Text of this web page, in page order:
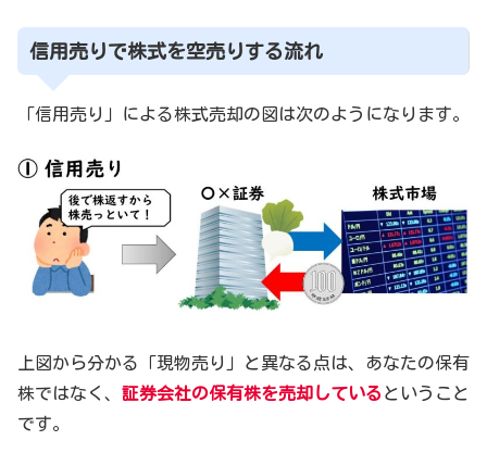
信用売りで株式を空売りする流れ
「信用売り」による株式売却の図は次のようになります。
上図から分かる「現物売り」と異なる点は、あなたの保有
株ではなく、 証券会社の保有株を売却している ということ
です。